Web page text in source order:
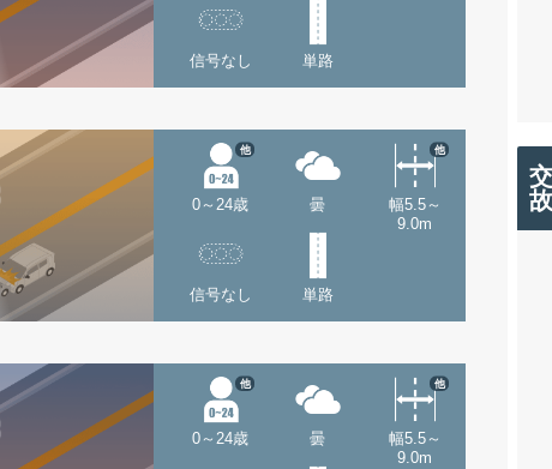
信号なし 単路
0～24歳
他
曇
幅5.5～
9.0m
他
信号なし 単路
0～24歳
他
曇
幅5.5～
9.0m
他